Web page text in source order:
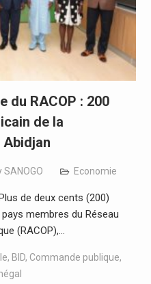
du RACOP : 200
de la
Abidjan
SANOGO Economie
de deux cents (200)
membres du Réseau
(RACOP),…
, BID, Commande publique,